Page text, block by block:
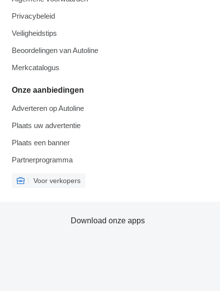
Privacybeleid
Veiligheidstips
Beoordelingen van Autoline
Merkcatalogus
Onze aanbiedingen
Adverteren op Autoline
Plaats uw advertentie
Plaats een banner
Partnerprogramma
Voor verkopers
Download onze apps